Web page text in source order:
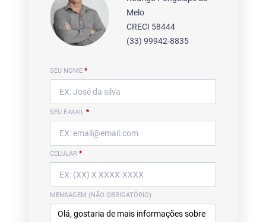
Melo
CRECI 58444
(33) 99942-8835
SEU NOME *
SEU E-MAIL *
CELULAR *
MENSAGEM (NÃO OBRIGATÓRIO)